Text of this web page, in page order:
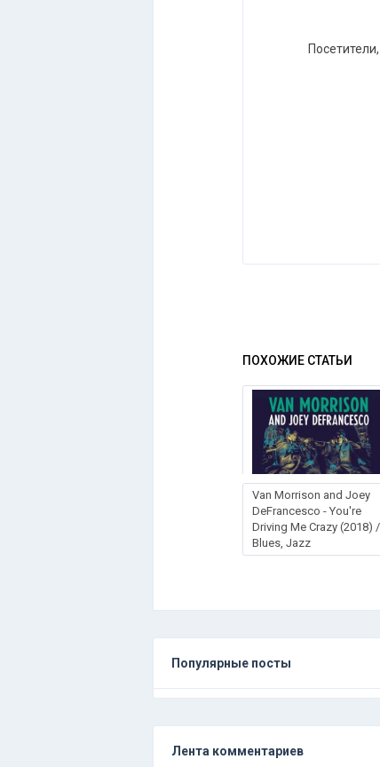
ПОХОЖИЕ СТАТЬИ
Van Morrison and Joey
DeFrancesco - You're
Driving Me Crazy (2018) /
Blues, Jazz
Популярные посты
Лента комментариев